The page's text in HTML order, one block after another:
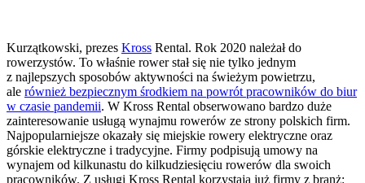
Kurzątkowski, prezes Kross Rental. Rok 2020 należał do
rowerzystów. To właśnie rower stał się nie tylko jednym
z najlepszych sposobów aktywności na świeżym powietrzu,
ale również bezpiecznym środkiem na powrót pracowników do biur
w czasie pandemii. W Kross Rental obserwowano bardzo duże
zainteresowanie usługą wynajmu rowerów ze strony polskich firm.
Najpopularniejsze okazały się miejskie rowery elektryczne oraz
górskie elektryczne i tradycyjne. Firmy podpisują umowy na
wynajem od kilkunastu do kilkudziesięciu rowerów dla swoich
pracowników. Z usługi Kross Rental korzystają już firmy z branż: